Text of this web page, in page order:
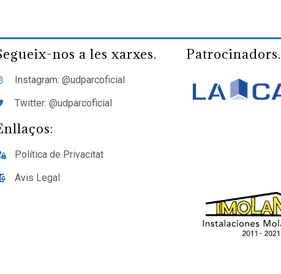
nos a les xarxes.
Instagram: @udparcoficial
Twitter: @udparcoficial
Política de Privacitat
Avis Legal
Patrocinadors.